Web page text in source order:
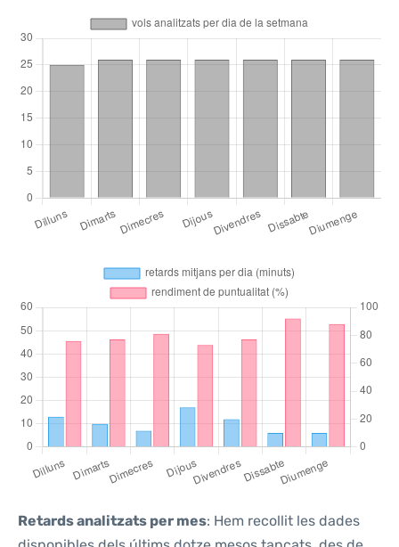
Retards analitzats per mes: Hem recollit les dades